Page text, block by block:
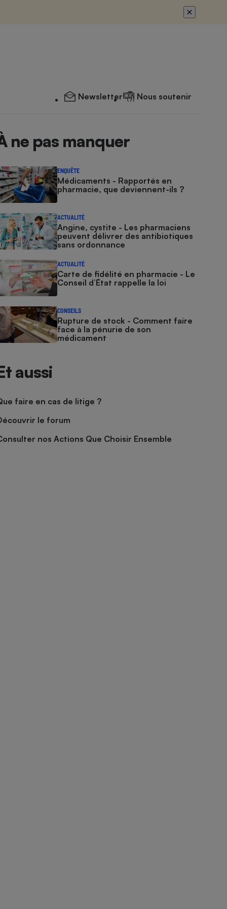
Newsletter Nous soutenir
ne pas manquer
ENQUÊTE
Médicaments - Rapportés en
pharmacie, que deviennent-ils ?
ACTUALITÉ
Angine, cystite - Les pharmaciens
peuvent délivrer des antibiotiques
sans ordonnance
ACTUALITÉ
Carte de fidélité en pharmacie - Le
Conseil d’État rappelle la loi
CONSEILS
Rupture de stock - Comment faire
face à la pénurie de son
médicament
aussi
faire en cas de litige ?
le forum
nos Actions Que Choisir Ensemble